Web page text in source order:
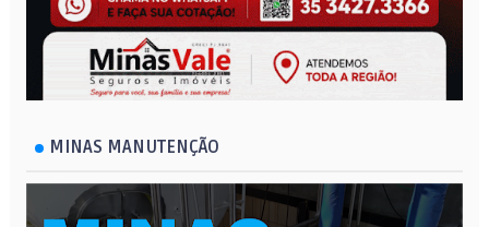
MINAS MANUTENÇÃO